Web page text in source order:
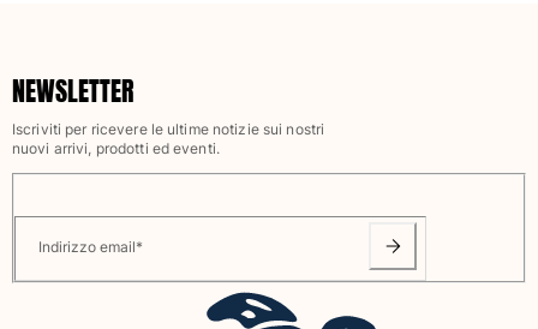
NEWSLETTER
Iscriviti per ricevere le ultime notizie sui nostri
nuovi arrivi, prodotti ed eventi.
Indirizzo email*